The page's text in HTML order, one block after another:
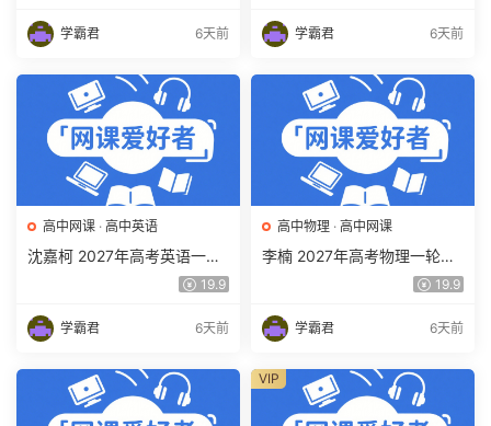
学霸君 6天前
下载 学霸君 6天前
高中网课 · 高中英语
沈嘉柯 2027年高考英语一轮
复习网课教程 高三英语 上学
下载
19.9
学霸君 6天前
高中物理 · 高中网课
李楠 2027年高考物理一轮复
习网课教程 高三物理 上学期
载
19.9
学霸君 6天前
VIP